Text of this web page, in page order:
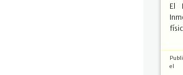
El
el